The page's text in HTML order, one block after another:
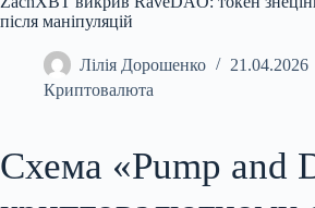
після маніпуляцій
Лілія Дорошенко
21.04.2026
Криптовалюта
Схема «Pump and